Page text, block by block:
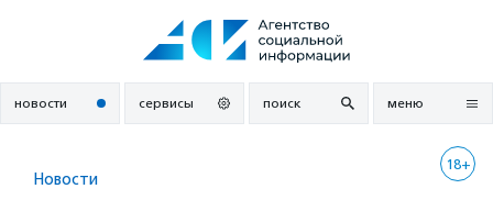
новости сервисы поиск меню
18+
Новости